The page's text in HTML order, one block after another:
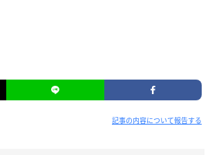
記事の内容について報告する